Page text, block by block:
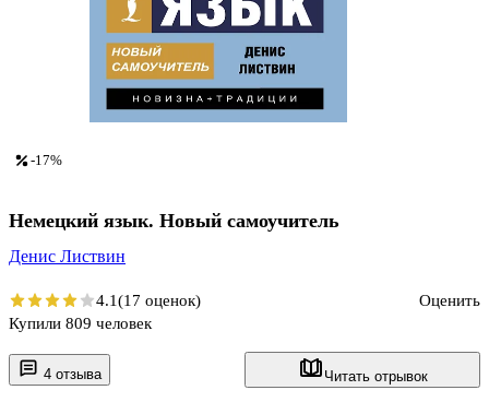
4 отзыва Читать отрывок
-17%
Немецкий язык. Новый самоучитель
Денис Листвин
4.1(17 оценок)
Оценить
Купили 809 человек